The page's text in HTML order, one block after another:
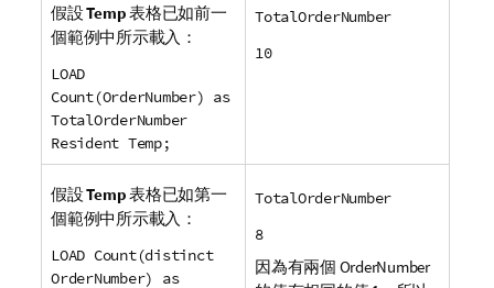
假設Temp表格已如前一
個範例中所示載入：
LOAD
Count(OrderNumber) as
TotalOrderNumber
Resident Temp;
TotalOrderNumber
10
假設Temp表格已如第一
個範例中所示載入：
LOAD Count(distinct
OrderNumber) as
TotalOrderNumber
8
因為有兩個 OrderNumber